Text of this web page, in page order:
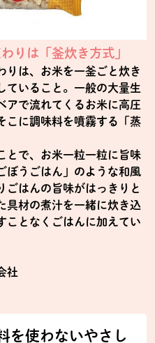
りは「釜炊き方式」
りは、お米を一釜ごと炊き
ていること。一般の大量生
アで流れてくるお米に高圧
こに調味料を噴霧する「蒸
とで、お米一粒一粒に旨味
ぼうごはん」のような和風
ごはんの旨味がはっきりと
具材の煮汁を一緒に炊き込
ことなくごはんに加えてい
社
を使わないやさし